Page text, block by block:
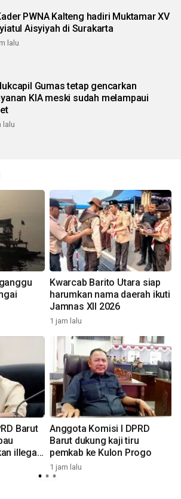
PWNA Kalteng hadiri Muktamar XV
Aisyiyah di Surakarta
lalu
Gumas tetap gencarkan
KIA meski sudah melampaui
lalu
Kwarcab Barito Utara siap
harumkan nama daerah ikuti
Jamnas XII 2026
1 jam lalu
Barut
illegal
Anggota Komisi I DPRD
Barut dukung kaji tiru
pemkab ke Kulon Progo
1 jam lalu